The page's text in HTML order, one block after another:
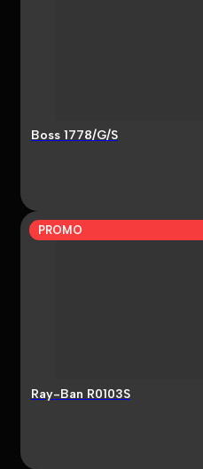
Boss 1778/G/S
PROMO
Ray-Ban R0103S